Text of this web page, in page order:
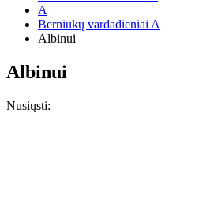
A
Berniukų vardadieniai A
Albinui
Albinui
Nusiųsti: